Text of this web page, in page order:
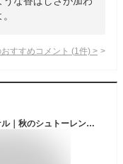
すすめコメント (1 件) >
【送料無料｜wafuru南信州菓子工房オリジナル｜秋のシュトーレン】シュトレン お取り寄せ 手土産 贈り物 ギフト プレゼント 洋菓子 焼き菓子 発酵菓子 郷土菓子 ドイツ 国産 南信州菓子工房 半生ドライフルーツ くるみ 安納芋グラッセ 栗 ヘーゼルナッツ スイーツ